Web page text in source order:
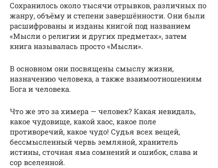
Сохранилось около тысячи отрывков, различных по
жанру, объёму и степени завершённости. Они были
расшифрованы и изданы книгой под названием
«Мысли о религии и других предметах», затем
книга называлась просто «Мысли».
В основном они посвящены смыслу жизни,
назначению человека, а также взаимоотношениям
Бога и человека.
Что же это за химера — человек? Какая невидаль,
какое чудовище, какой хаос, какое поле
противоречий, какое чудо! Судья всех вещей,
бессмысленный червь земляной, хранитель
истины, сточная яма сомнений и ошибок, слава и
сор вселенной.